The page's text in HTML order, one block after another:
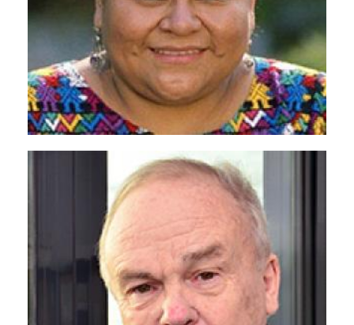
Дмитрий Кобылкин
<p>Губернатор Ямало-Ненецкого
автономного округа, Россия</p>